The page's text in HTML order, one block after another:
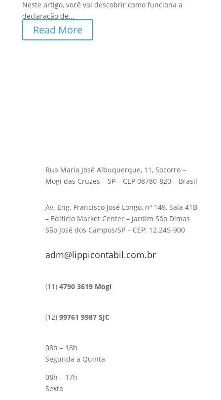
Neste artigo, você vai descobrir como funciona a
declaração de...
Read More
Rua Maria José Albuquerque, 11, Socorro –
Mogi das Cruzes – SP – CEP 08780-820 – Brasil
Av. Eng. Francisco José Longo, nº 149, Sala 41B
– Edifício Market Center – Jardim São Dimas
São José dos Campos/SP – CEP: 12.245-900
adm@lippicontabil.com.br
(11) 4790 3619 Mogi
(12) 99761 9987 SJC
08h – 18h
Segunda a Quinta
08h – 17h
Sexta